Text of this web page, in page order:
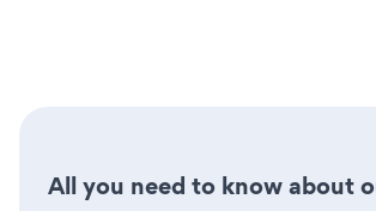
All you need to know about